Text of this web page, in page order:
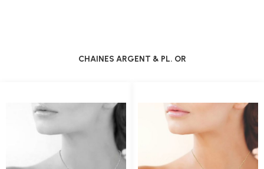
CHAINES ARGENT & PL. OR